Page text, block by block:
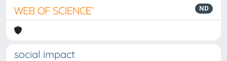
ND
social impact